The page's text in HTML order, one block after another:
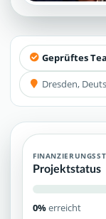
Geprüftes
Dresden,
Projektstatus
0%erreicht